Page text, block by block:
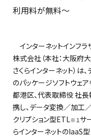
利用料が無料〜
インターネットインフラ
株式会社（本社：大阪府
さくらインターネット） は、
のパッケージソフトウェア
都港区、代表取締役社長
携し、データ変換／加工
クリプション型ETL※１サ
らインターネットのIaaS型